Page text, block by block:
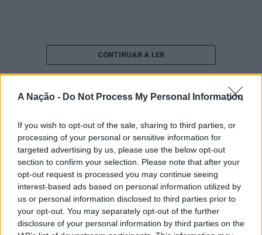
A Nação - Do Not Process My Personal Information
If you wish to opt-out of the sale, sharing to third parties, or
processing of your personal or sensitive information for
targeted advertising by us, please use the below opt-out
section to confirm your selection. Please note that after your
opt-out request is processed you may continue seeing
interest-based ads based on personal information utilized by
us or personal information disclosed to third parties prior to
your opt-out. You may separately opt-out of the further
disclosure of your personal information by third parties on the
de um lugar no quadro principal. A cerimónia de
abertura contou com a presença do presidente da
Câmara Municipal de Cascais, Nuno Piteira Lopes,
acompanhado pelo executivo municipal, assinalando o
início de uma competição que voltou a colocar o
ténis.
Apesar das desistências de última hora de jogadores
como Casper Ruud (Noruega), Alejandro Davidovich
Fokina (Espanha) e Matteo Arnaldi (Itália), a prova
apresentou um quadro competitivo de elevado nível,
liderado pelo russo Andrey Rublev, primeiro cabeça de
série, pelo italiano Luciano Darderi, pelo chileno
CONTINUAR A LER
Castelo Branco: “Bienal
Internacional de Artes e Ofícios”
promete afirmar artesanato,
património e inovação como
“motores de desenvolvimento
económico e cultural” do município